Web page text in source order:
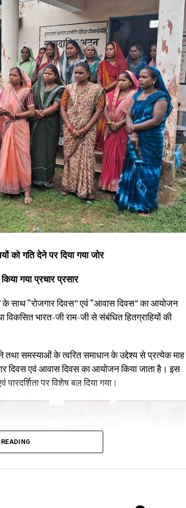
को गति देने पर दिया गया जोर
गया प्रचार प्रसार
साथ “रोजगार दिवस” एवं “आवास दिवस” का आयोजन
विकसित भारत-जी राम-जी से संबंधित हितग्राहियों की
समस्याओं के त्वरित समाधान के उद्देश्य से प्रत्येक माह
दिवस एवं आवास दिवस का आयोजन किया जाता है। इस
पर विशेष बल दिया गया।